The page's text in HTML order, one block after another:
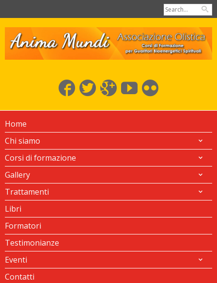
Home
Chi siamo
Corsi di formazione
Gallery
Trattamenti
Libri
Formatori
Testimonianze
Eventi
Contatti